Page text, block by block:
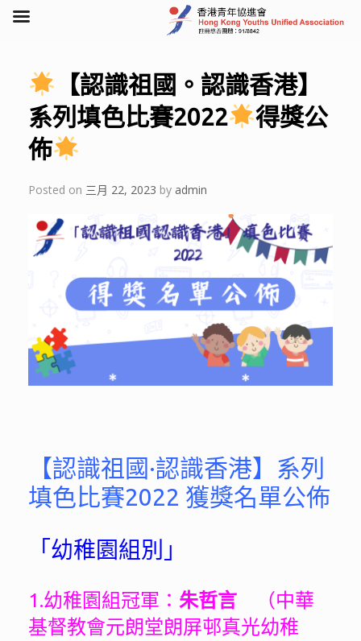
content
【認識祖國。認識香港】
系列填色比賽2022
得獎公
佈
Posted on 三月 22, 2023 by admin
【認識祖國·認識香港】系列
填色比賽2022 獲獎名單公佈
「幼稚園組別」
1.幼稚園組冠軍： 朱哲言 （中華
基督教會元朗堂朗屏邨真光幼稚